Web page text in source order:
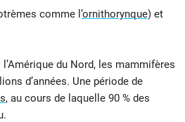
comme l’ornithorynque) et
du Nord, les mammifères
d’années. Une période de
, au cours de laquelle 90 % des